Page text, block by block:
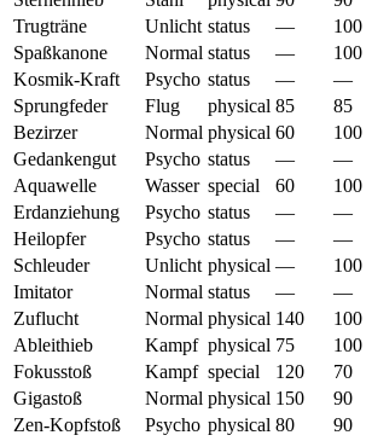
Trugträne
Unlicht status — 100
Spaßkanone
Normal status — 100
Kosmik-Kraft
Psycho status — —
Sprungfeder
Flug physical 85 85
Bezirzer
Normal physical 60 100
Gedankengut
Psycho status — —
Aquawelle
Wasser special 60 100
Erdanziehung
Psycho status — —
Heilopfer
Psycho status — —
Schleuder
Unlicht physical — 100
Imitator
Normal status — —
Zuflucht
Normal physical 140 100
Ableithieb
Kampf physical 75 100
Fokusstoß
Kampf special 120 70
Gigastoß
Normal physical 150 90
Zen-Kopfstoß
Psycho physical 80 90